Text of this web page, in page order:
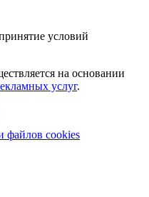
условий
на основании
услуг.
файлов cookies